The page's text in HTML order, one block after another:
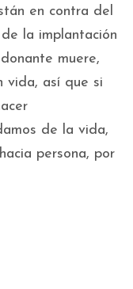
en contra del
la implantación
muere,
vida, así que si
de la vida,
persona, por